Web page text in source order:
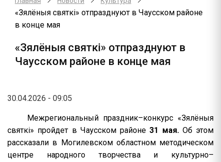
«Зялёныя святкі» отпразднуют в Чаусском районе
в конце мая
«Зялёныя святкі» отпразднуют в
Чаусском районе в конце мая
30.04.2026 - 09:05
Межрегиональный праздник–конкурс «Зялёныя
святкі» пройдет в Чаусском районе31 мая.Об этом
рассказали в Могилевском областном методическом
центре народного творчества и культурно–